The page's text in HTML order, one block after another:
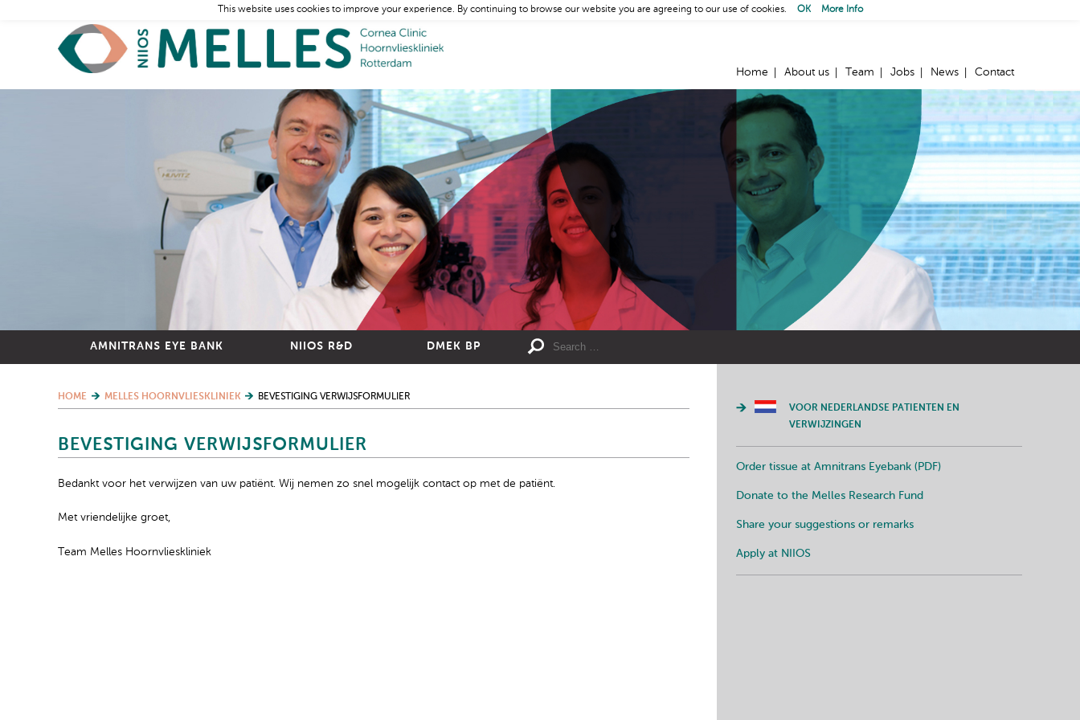
Home About us Team Jobs News Contact
AMNITRANS EYE BANK NIIOS R&D DMEK BP
HOME MELLES HOORNVLIESKLINIEK BEVESTIGING VERWIJSFORMULIER
BEVESTIGING VERWIJSFORMULIER
Bedankt voor het verwijzen van uw patiënt. Wij nemen zo snel mogelijk contact op met de patiënt.
Met vriendelijke groet,
Team Melles Hoornvlieskliniek
VOOR NEDERLANDSE PATIENTEN EN
VERWIJZINGEN
Order tissue at Amnitrans Eyebank (PDF)
Donate to the Melles Research Fund
Share your suggestions or remarks
Apply at NIIOS
This website uses cookies to improve your experience. By continuing to browse our website you are agreeing to our use of cookies. OK More Info